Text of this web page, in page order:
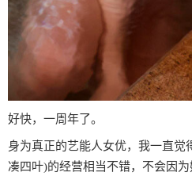
好快，一周年了。
身为真正的艺能人女优，我一直觉
凑四叶)的经营相当不错，不会因